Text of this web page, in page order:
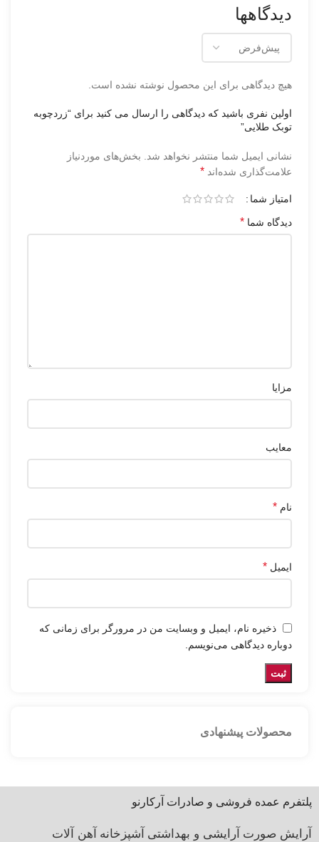
دیدگاهها
هیچ دیدگاهی برای این محصول نوشته نشده است.
اولین نفری باشید که دیدگاهی را ارسال می کنید برای “زردچوبه
توبک طلایی”
نشانی ایمیل شما منتشر نخواهد شد. بخش‌های موردنیاز
علامت‌گذاری شده‌اند *
امتیاز شما
دیدگاه شما *
مزایا
معایب
نام *
ایمیل *
ذخیره نام، ایمیل و وبسایت من در مرورگر برای زمانی که
دوباره دیدگاهی می‌نویسم.
محصولات پیشنهادی
پلتفرم عمده فروشی و صادرات آرکارنو
آرایش صورت آرایشی و بهداشتی آشپزخانه آهن آلات